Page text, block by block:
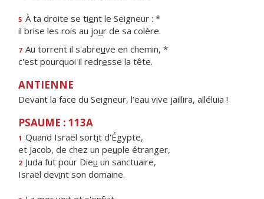
5 À ta droite se tient le Seigneur : *
il brise les rois au jour de sa colère.
7 Au torrent il s'abreuve en chemin, *
c'est pourquoi il redresse la tête.
ANTIENNE
Devant la face du Seigneur, l’eau vive jaillira, alléluia !
PSAUME : 113A
1 Quand Israël sortit d'Égypte,
et Jacob, de chez un peuple étranger,
2 Juda fut pour Dieu un sanctuaire,
Israël devint son domaine.